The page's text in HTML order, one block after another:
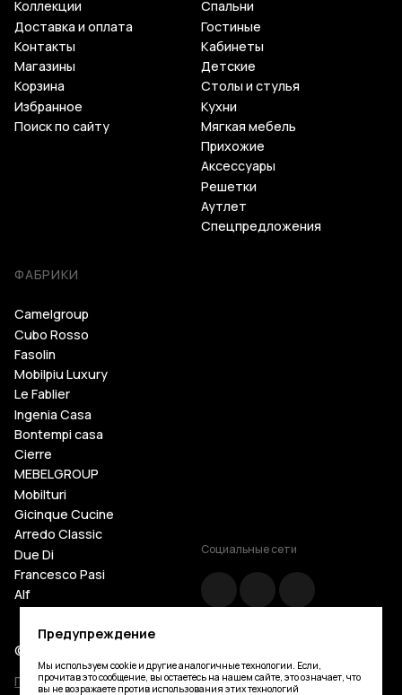
Коллекции
Доставка и оплата
Контакты
Магазины
Корзина
Избранное
Поиск по сайту
Спальни
Гостиные
Кабинеты
Детские
Столы и стулья
Кухни
Мягкая мебель
Прихожие
Аксессуары
Решетки
Аутлет
Спецпредложения
ФАБРИКИ
Camelgroup
Cubo Rosso
Fasolin
Mobilpiu Luxury
Le Fablier
Ingenia Casa
Bontempi casa
Cierre
MEBELGROUP
Mobilturi
Gicinque Cucine
Arredo Classic
Due Di
Francesco Pasi
Alf
Tosconova
Giorgio Casa
Silvano Grifoni
Социальные сети
© Mebelgroup.com 2026. Все права защищены
Политика конфиденциальности
Предупреждение
Мы используем cookie и другие аналогичные технологии. Если,
прочитав это сообщение, вы остаетесь на нашем сайте, это означает, что
вы не возражаете против использования этих технологий